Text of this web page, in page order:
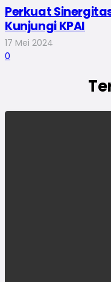
Perkuat
Kunjungi KPAI
17 Mei 2024
0